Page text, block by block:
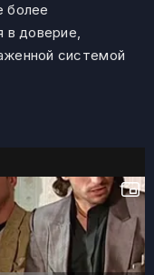
более
в доверие,
системой